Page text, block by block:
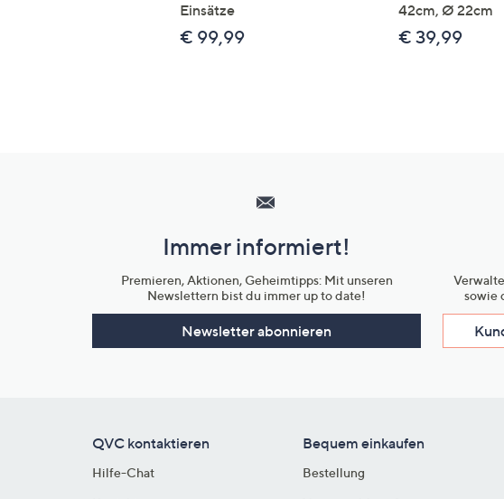
Einsätze
€ 99,99
42cm, Ø 22cm
€ 39,99
Unternehmensinformationen
Immer informiert!
Premieren, Aktionen, Geheimtipps: Mit unseren
Newslettern bist du immer up to date!
Newsletter abonnieren
sowie
QVC kontaktieren
Hilfe-Chat
Bequem einkaufen
Bestellung